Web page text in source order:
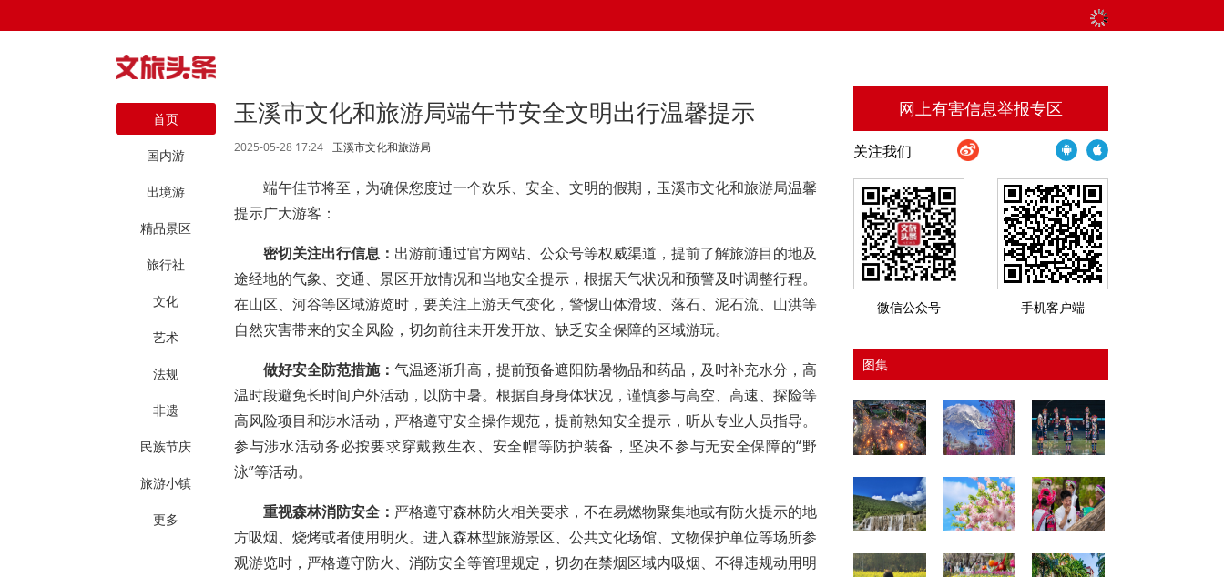
首页
国内游
出境游
精品景区
旅行社
文化
艺术
法规
非遗
民族节庆
旅游小镇
更多
玉溪市文化和旅游局端午节安全文明出行温馨提示
2025-05-28 17:24 玉溪市文化和旅游局
端午佳节将至，为确保您度过一个欢乐、安全、文明的假期，玉溪市文化和旅游局温馨
提示广大游客：
密切关注出行信息： 出游前通过官方网站、公众号等权威渠道，提前了解旅游目的地及
途经地的气象、交通、景区开放情况和当地安全提示，根据天气状况和预警及时调整行程。
在山区、河谷等区域游览时，要关注上游天气变化，警惕山体滑坡、落石、泥石流、山洪等
自然灾害带来的安全风险，切勿前往未开发开放、缺乏安全保障的区域游玩。
做好安全防范措施： 气温逐渐升高，提前预备遮阳防暑物品和药品，及时补充水分，高
温时段避免长时间户外活动，以防中暑。根据自身身体状况，谨慎参与高空、高速、探险等
高风险项目和涉水活动，严格遵守安全操作规范，提前熟知安全提示，听从专业人员指导。
参与涉水活动务必按要求穿戴救生衣、安全帽等防护装备，坚决不参与无安全保障的“野
泳”等活动。
重视森林消防安全： 严格遵守森林防火相关要求，不在易燃物聚集地或有防火提示的地
方吸烟、烧烤或者使用明火。进入森林型旅游景区、公共文化场馆、文物保护单位等场所参
观游览时，严格遵守防火、消防安全等管理规定，切勿在禁烟区域内吸烟、不得违规动用明
网上有害信息举报专区
关注我们
微信公众号 手机客户端
图集